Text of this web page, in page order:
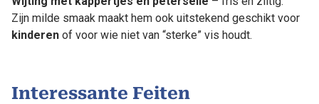
Zijn milde smaak maakt hem ook uitstekend geschikt voor
kinderen of voor wie niet van “sterke” vis houdt.
Interessante Feiten